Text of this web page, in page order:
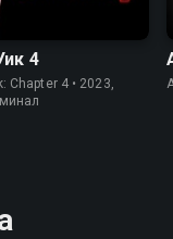
4
Chapter 4 • 2023,